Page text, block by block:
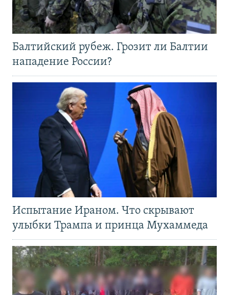
Балтийский рубеж. Грозит ли Балтии
нападение России?
Испытание Ираном. Что скрывают
улыбки Трампа и принца Мухаммеда